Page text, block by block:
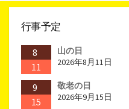
行事予定
8
11
山の日
2026年8月11日
9
15
敬老の日
2026年9月15日